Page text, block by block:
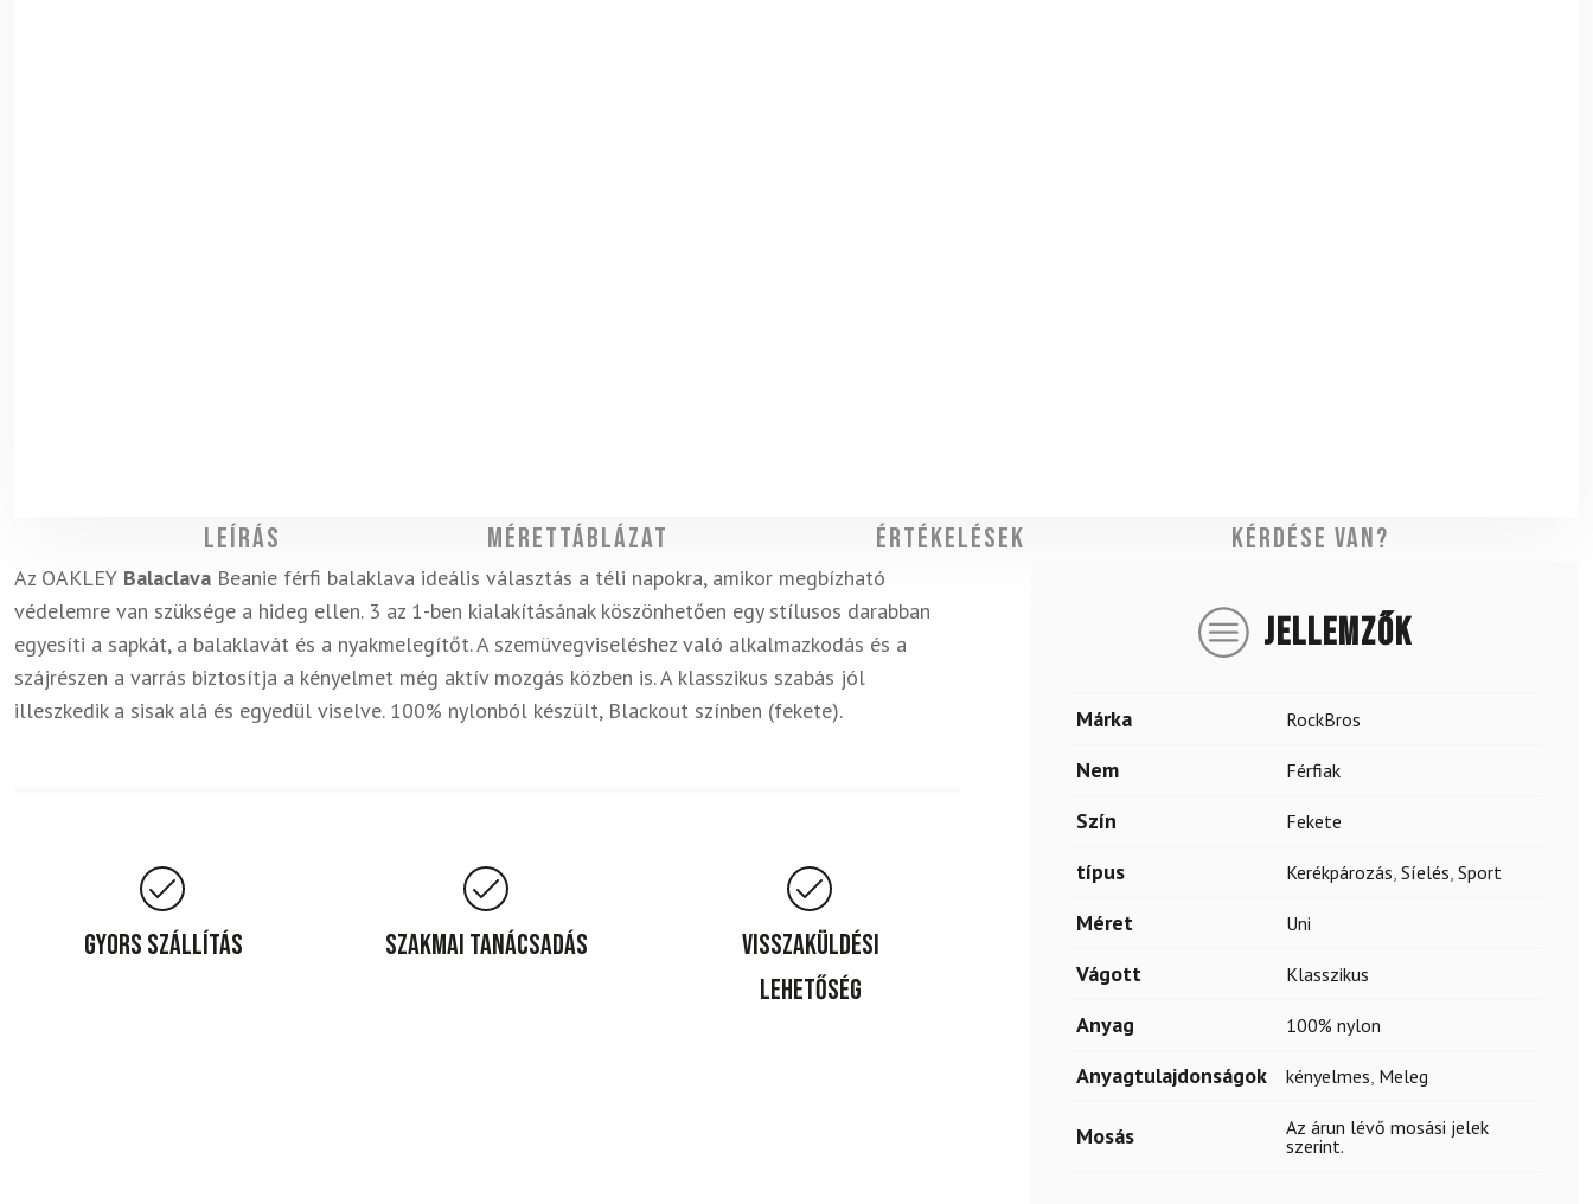
Leírás Mérettáblázat Értékelések Kérdése van?
Az OAKLEY Balaclava Beanie férfi balaklava ideális választás a téli napokra, amikor megbízható
védelemre van szüksége a hideg ellen. 3 az 1-ben kialakításának köszönhetően egy stílusos darabban
egyesíti a sapkát, a balaklavát és a nyakmelegítőt. A szemüvegviseléshez való alkalmazkodás és a
szájrészen a varrás biztosítja a kényelmet még aktív mozgás közben is. A klasszikus szabás jól
illeszkedik a sisak alá és egyedül viselve. 100% nylonból készült, Blackout színben (fekete).
Gyors szállítás Szakmai tanácsadás
Visszaküldési
lehetőség
JELLEMZŐK
Márka RockBros
Nem Férfiak
Szín Fekete
típus Kerékpározás, Síelés, Sport
Méret Uni
Vágott Klasszikus
Anyag 100% nylon
Anyagtulajdonságok kényelmes, Meleg
Mosás
Az árun lévő mosási jelek
szerint.